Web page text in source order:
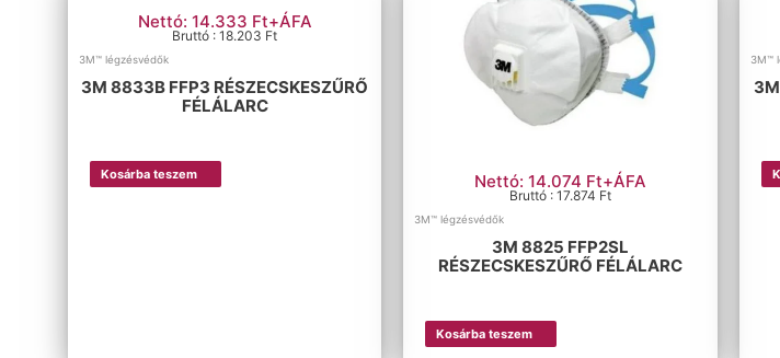
Nettó: 14.333 Ft+ÁFA
Bruttó : 18.203 Ft
3M™ légzésvédők
3M 8833B FFP3 RÉSZECSKESZŰRŐ
FÉLÁLARC
Kosárba teszem Nettó: 14.074 Ft+ÁFA
Bruttó : 17.874 Ft
3M™ légzésvédők
3M 8825 FFP2SL
RÉSZECSKESZŰRŐ FÉLÁLARC
Kosárba teszem
3M™